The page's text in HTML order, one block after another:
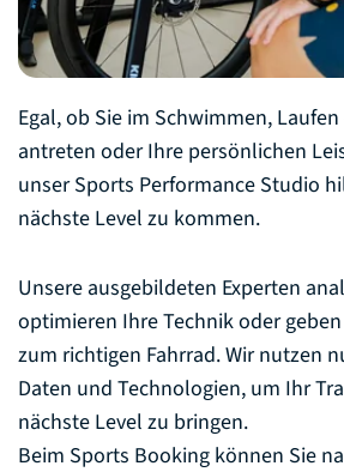
Egal, ob Sie im Schwimmen,
antreten oder Ihre persönlichen
unser Sports Performance Studio
nächste Level zu kommen.
Unsere ausgebildeten Experten
optimieren Ihre Technik oder
zum richtigen Fahrrad. Wir nutzen
Daten und Technologien, um Ihr
nächste Level zu bringen.
Beim Sports Booking können Sie